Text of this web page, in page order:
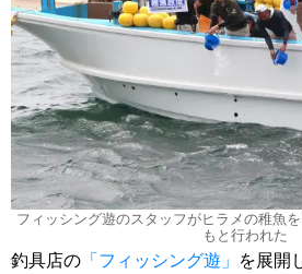
フィッシング遊のスタッフがヒラメの稚魚
もと行われた
釣具店の 「フィッシング遊」 を展開